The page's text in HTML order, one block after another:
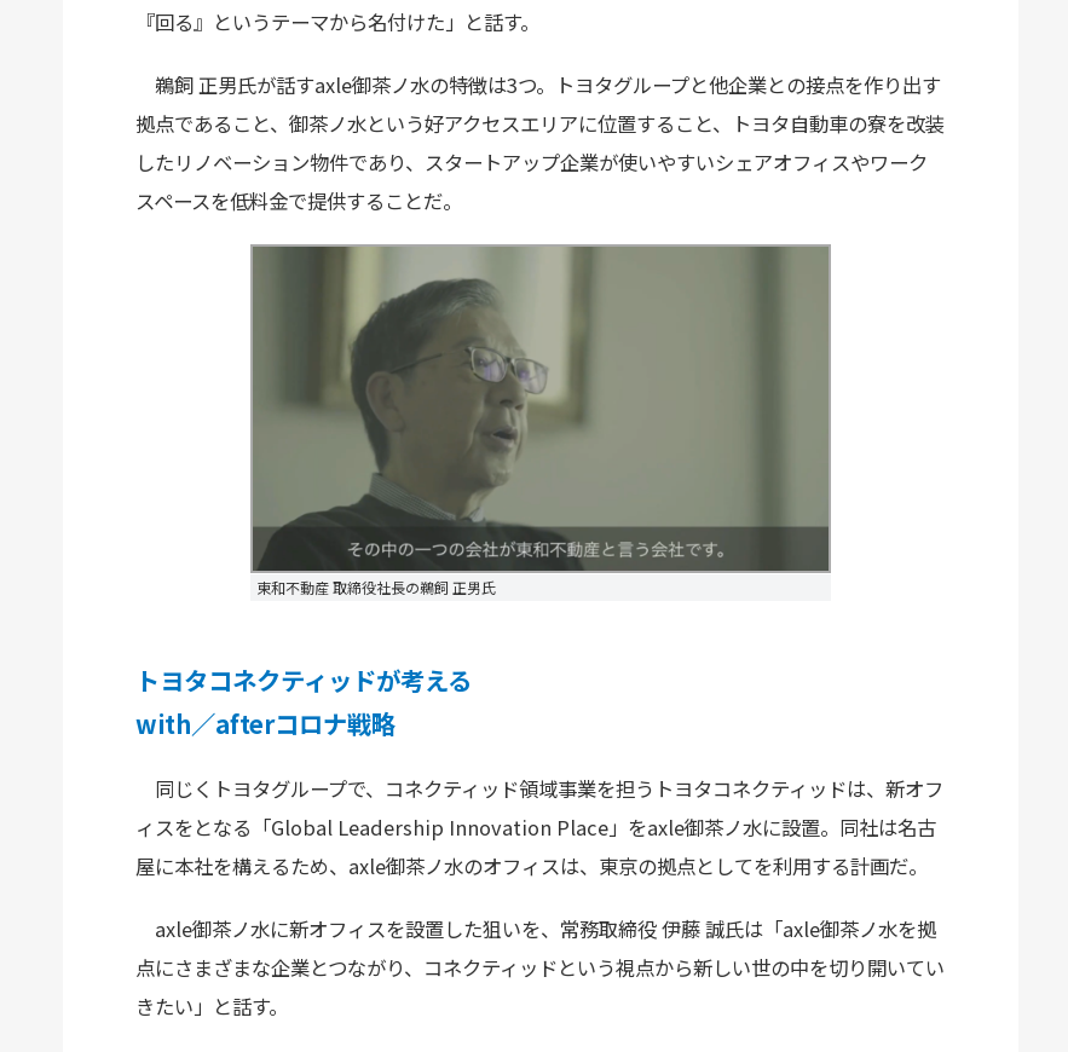
『回る』というテーマから名付けた」と話す。
鵜飼 正男氏が話すaxle御茶ノ水の特徴は3つ。トヨタグループと他企業との接点を作り出す
拠点であること、御茶ノ水という好アクセスエリアに位置すること、トヨタ自動車の寮を改装
したリノベーション物件であり、スタートアップ企業が使いやすいシェアオフィスやワーク
スペースを低料金で提供することだ。
東和不動産 取締役社長の鵜飼 正男氏
トヨタコネクティッドが考える
with／afterコロナ戦略
同じくトヨタグループで、コネクティッド領域事業を担うトヨタコネクティッドは、新オフ
ィスをとなる「Global Leadership Innovation Place」をaxle御茶ノ水に設置。同社は名古
屋に本社を構えるため、axle御茶ノ水のオフィスは、東京の拠点としてを利用する計画だ。
axle御茶ノ水に新オフィスを設置した狙いを、常務取締役 伊藤 誠氏は「axle御茶ノ水を拠
点にさまざまな企業とつながり、コネクティッドという視点から新しい世の中を切り開いてい
きたい」と話す。